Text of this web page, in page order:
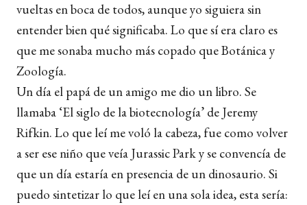
vueltas en boca de todos, aunque yo siguiera sin
entender bien qué significaba. Lo que sí era claro es
que me sonaba mucho más copado que Botánica y
Zoología.
Un día el papá de un amigo me dio un libro. Se
llamaba ‘El siglo de la biotecnología’ de Jeremy
Rifkin. Lo que leí me voló la cabeza, fue como volver
a ser ese niño que veía Jurassic Park y se convencía de
que un día estaría en presencia de un dinosaurio. Si
puedo sintetizar lo que leí en una sola idea, esta sería: